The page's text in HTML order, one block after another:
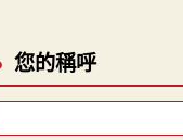
您的稱呼